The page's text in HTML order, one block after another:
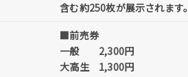
含む約250枚が展示されます。
■前売券
一般 2,300円
大高生 1,300円